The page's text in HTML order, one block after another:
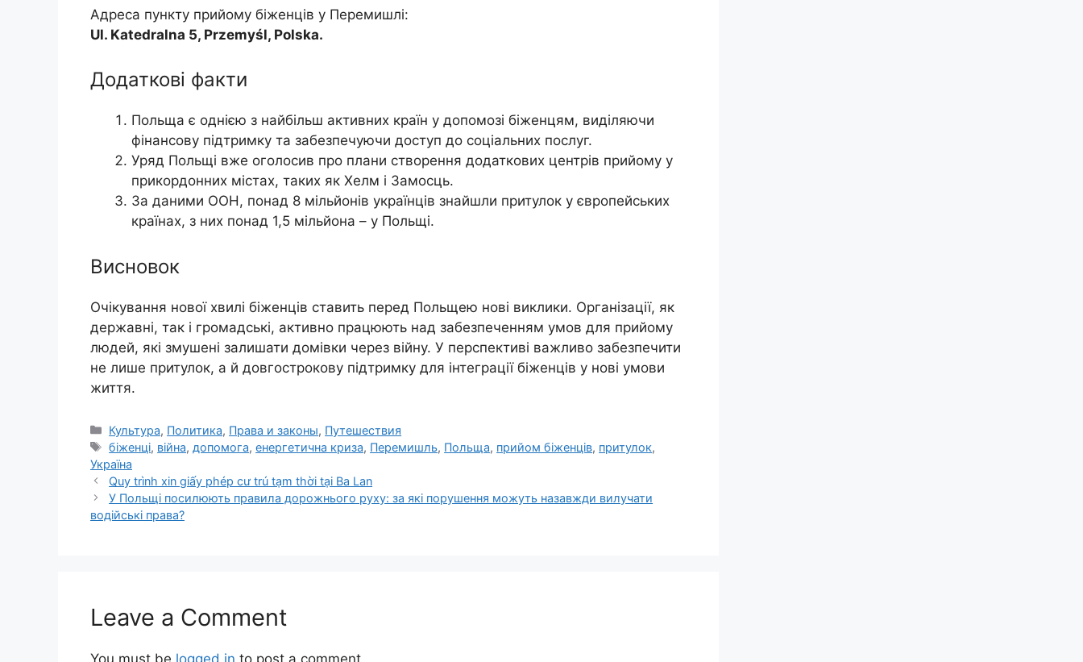
Адреса пункту прийому біженців у Перемишлі:
Ul. Katedralna 5, Przemyśl, Polska.
Додаткові факти
Польща є однією з найбільш активних країн у допомозі біженцям, виділяючи
фінансову підтримку та забезпечуючи доступ до соціальних послуг.
Уряд Польщі вже оголосив про плани створення додаткових центрів прийому у
прикордонних містах, таких як Хелм і Замосць.
За даними ООН, понад 8 мільйонів українців знайшли притулок у європейських
країнах, з них понад 1,5 мільйона – у Польщі.
Висновок
Очікування нової хвилі біженців ставить перед Польщею нові виклики. Організації, як
державні, так і громадські, активно працюють над забезпеченням умов для прийому
людей, які змушені залишати домівки через війну. У перспективі важливо забезпечити
не лише притулок, а й довгострокову підтримку для інтеграції біженців у нові умови
життя.
Categories
Культура, Политика, Права и законы, Путешествия
Tags
біженці, війна, допомога,енергетична криза, Перемишль, Польща, прийом біженців, притулок,
Україна
Quy trình xin giấy phép cư trú tạm thời tại Ba Lan
У Польщі посилюють правила дорожнього руху: за які порушення можуть назавжди вилучати
водійські права?
Leave a Comment
You must be logged in to post a comment.